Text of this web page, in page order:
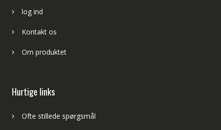
log ind
Kontakt os
Om produktet
Hurtige links
Ofte stillede spørgsmål